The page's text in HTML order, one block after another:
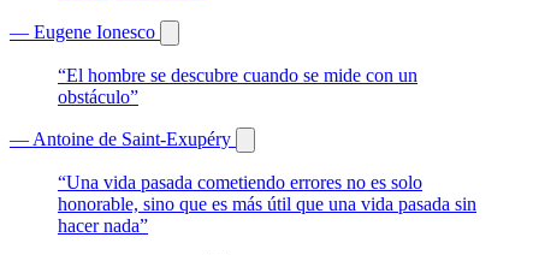
— Eugene Ionesco
“El hombre se descubre cuando se mide con un
obstáculo”
— Antoine de Saint-Exupéry
“Una vida pasada cometiendo errores no es solo
honorable, sino que es más útil que una vida pasada sin
hacer nada”